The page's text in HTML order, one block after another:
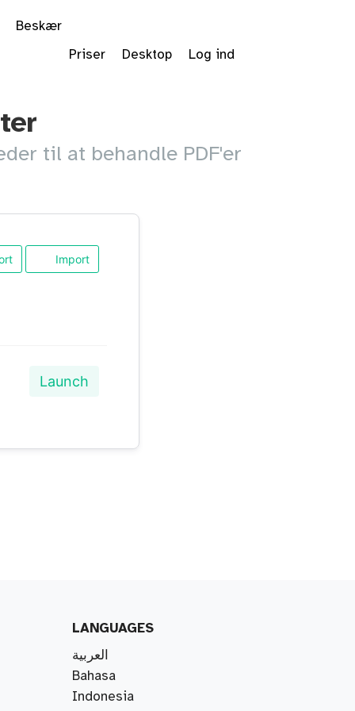
Beskær
Priser
Desktop Log ind
til at behandle PDF'er
Import
Launch
LANGUAGES
العربية
Bahasa
Indonesia